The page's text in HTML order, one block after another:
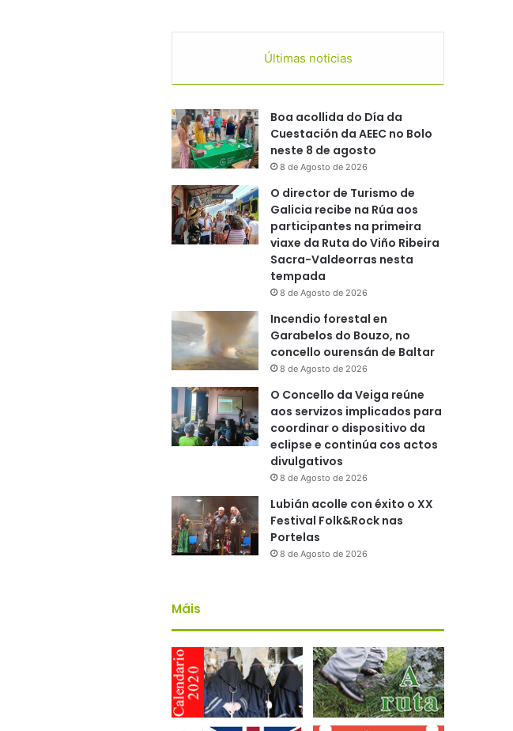
Últimas noticias
Boa acollida do Día da
Cuestación da AEEC no Bolo
neste 8 de agosto
8 de Agosto de 2026
O director de Turismo de
Galicia recibe na Rúa aos
participantes na primeira
viaxe da Ruta do Viño Ribeira
Sacra-Valdeorras nesta
tempada
8 de Agosto de 2026
Incendio forestal en
Garabelos do Bouzo, no
concello ourensán de Baltar
8 de Agosto de 2026
O Concello da Veiga reúne
aos servizos implicados para
coordinar o dispositivo da
eclipse e continúa cos actos
divulgativos
8 de Agosto de 2026
Lubián acolle con éxito o XX
Festival Folk&Rock nas
Portelas
8 de Agosto de 2026
Máis